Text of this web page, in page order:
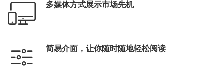
多媒体方式展示市场先机
简易介面，让你随时随地轻松阅读